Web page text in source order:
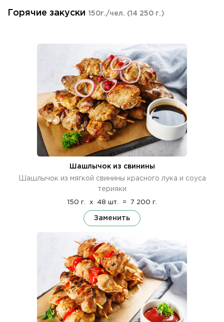
Горячие закуски 150г./чел. (14 250 г.)
Шашлычок из свинины
Шашлычок из мягкой свинины красного лука и соуса
терияки
150 г. x 48 шт. = 7 200 г.
Заменить